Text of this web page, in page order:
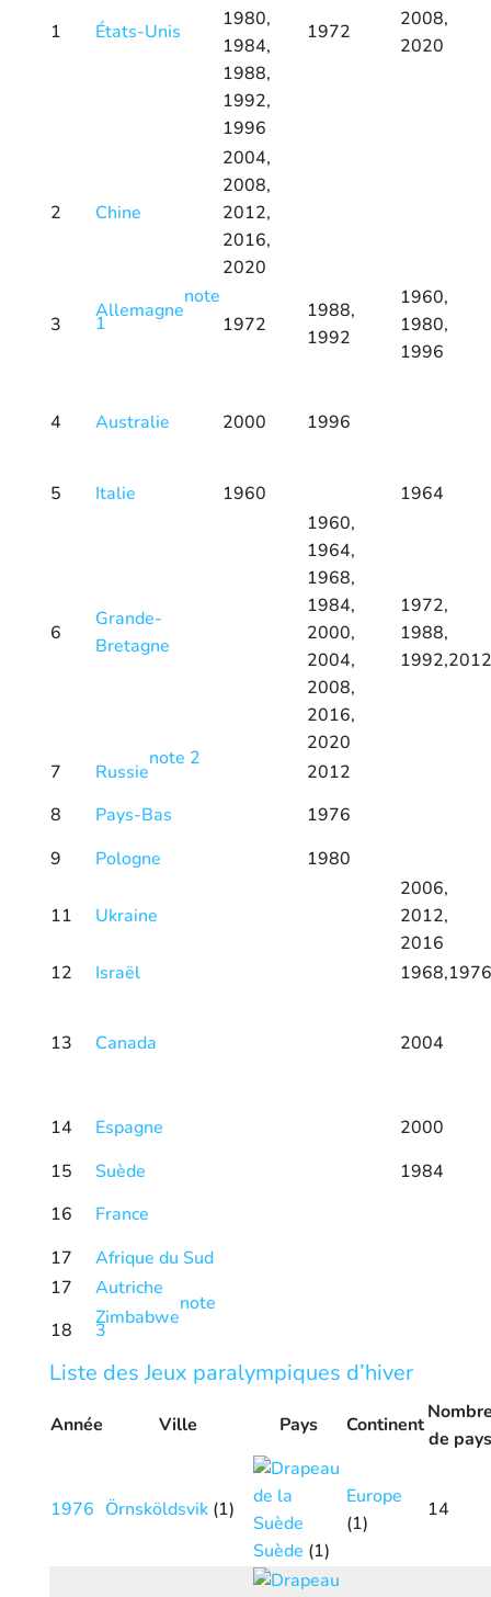
1 États-Unis
1980,
1984,
1988,
1992,
1996
1972
2008,
2020
2 Chine
2004,
2008,
2012,
2016,
2020
3
Allemagne
note
1
1972
1988,
1992
1960,
1980,
1996
4 Australie 2000 1996
5 Italie 1960 1964
6
Grande-
Bretagne
1960,
1964,
1968,
1984,
2000,
2004,
2008,
2016,
2020
1972,
1988,
1992,2012
7 Russie
note 2
2012
8
Pays-Bas
1976
9
Pologne 1980
11 Ukraine
2006,
2012,
2016
12
Israël 1968,1976
13 Canada 2004
14 Espagne
2000
15
Suède
1984
16
France
17
Afrique du Sud
17
Autriche
18
Zimbabwe
note
3
Liste des Jeux paralympiques d’hiver
Année Ville Pays Continent
de pays
1976 Örnsköldsvik(1)
Suède (1)
Europe
(1)
14